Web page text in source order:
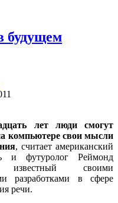
будущем
лет люди смогут
компьютере свои мысли
, считает американский
и футуролог Реймонд
известный своими
разработками в сфере
речи.